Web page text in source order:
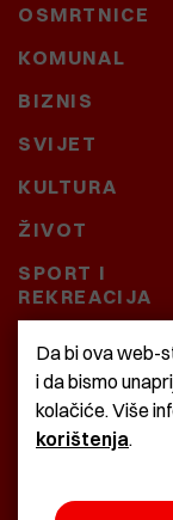
OSMRTNICE
KOMUNAL
BIZNIS
SVIJET
KULTURA
ŽIVOT
SPORT I
REKREACIJA
CRNA KRONIKA
BAŠTARDINI I
KRASNA
Da bi ova web-
i da bismo
kolačiće. Više
korištenja.